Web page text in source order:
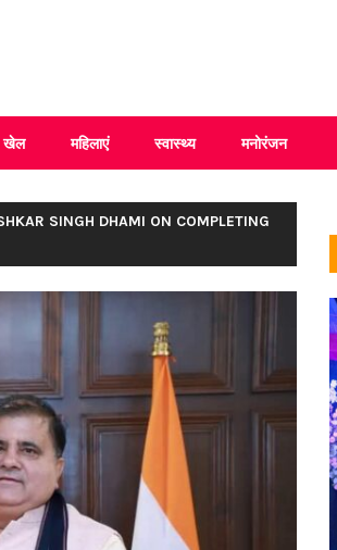
खेल महिलाएं स्वास्थ्य मनोरंजन
SINGH DHAMI ON COMPLETING